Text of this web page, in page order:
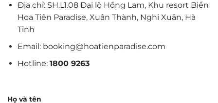
Địa chỉ: SH.L1.08 Đại lộ Hồng Lam, Khu resort Biển
Hoa Tiên Paradise, Xuân Thành, Nghi Xuân, Hà
Tĩnh
Email: booking@hoatienparadise.com
Hotline: 1800 9263
Họ và tên